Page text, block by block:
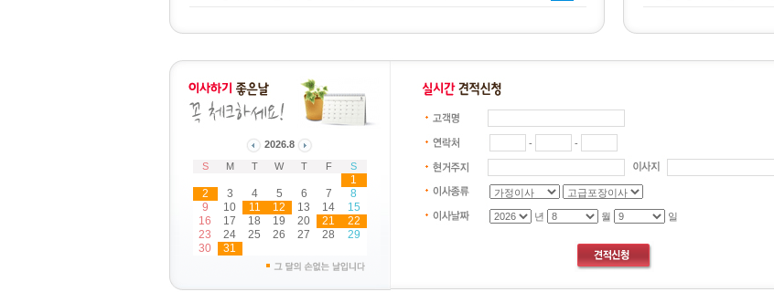
2026.8
S
M T W T F S
1
2
3 4 5 6 7
8
9
10 11 12 13 14
15
16
17 18 19 20 21
22
23
24 25 26 27 28
29
30
31
- -
년 월 일